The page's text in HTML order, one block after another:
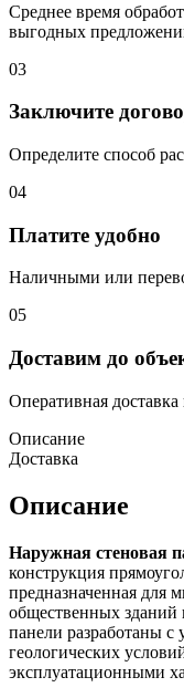
Среднее время
выгодных
03
Заключите
Определите способ
04
Платите удобно
Наличными или
05
Доставим до
Оперативная
Описание
Доставка
Описание
Наружная стеновая
конструкция
предназначенная для
общественных
панели разработаны
геологических
эксплуатационными